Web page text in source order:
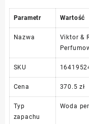
Parametr Wartość
Nazwa
Viktor &
SKU
Cena 370.5 zł
Typ
zapachu
Woda